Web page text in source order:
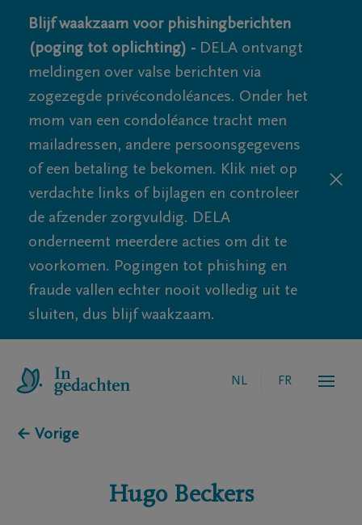
Blijf waakzaam voor phishingberichten
(poging tot oplichting) - DELA ontvangt
meldingen over valse berichten via
zogezegde privécondoléances. Onder het
mom van een condoléance tracht men
mailadressen, andere persoonsgegevens
of een betaling te bekomen. Klik niet op
verdachte links of bijlagen en controleer
de afzender zorgvuldig. DELA
onderneemt meerdere acties om dit te
voorkomen. Pogingen tot phishing en
fraude vallen echter nooit volledig uit te
sluiten, dus blijf waakzaam.
NL FR
← Vorige
Hugo Beckers